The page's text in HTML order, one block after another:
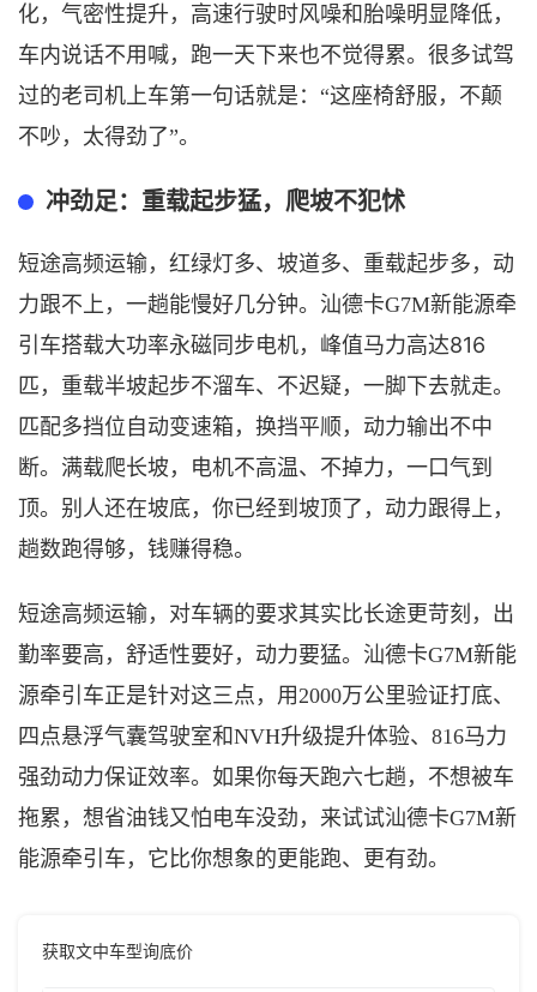
化，气密性提升，高速行驶时风噪和胎噪明显降低，
车内说话不用喊，跑一天下来也不觉得累。很多试驾
过的老司机上车第一句话就是：“这座椅舒服，不颠
不吵，太得劲了”。
冲劲足： 重载起步猛，爬坡不犯怵
短途高频运输，红绿灯多、坡道多、重载起步多，动
力跟不上，一趟能慢好几分钟。 汕德卡G7M新能源牵
引车搭载大功率永磁同步电机，峰值马力高达816
匹 ， 重载半坡起步不溜车、不迟疑，一脚下去就走。
匹配多挡位自动变速箱，换挡平顺，动力输出不中
断。满载爬长坡，电机不高温、不掉力，一口气到
顶。别人还在坡底，你已经到坡顶了 ， 动力跟得上，
趟数跑得够，钱赚得稳。
短途高频运输，对车辆的要求其实比长途更苛刻 ， 出
勤率要高，舒适性要好， 动力要猛。汕德卡G7M新能
源牵引车正是针对这三点，用2000万公里验证打底、
四点悬浮气囊驾驶室和NVH升级提升体验、 816马力
强劲动力保证效率。如果你每天跑六七趟，不想被车
拖累，想省油钱又怕电车没劲 ， 来试试汕德卡G7M新
能源牵引车 ，它比你想象的更能跑、更有劲。
获取文中车型询底价